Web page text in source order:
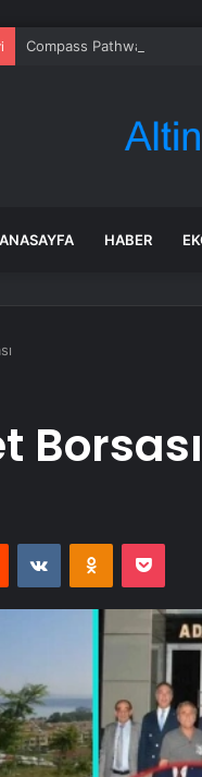
Compass Pathways
ANASAYFA HABER
Borsası
Reddit VKontakteOdnoklassniki
Pocket